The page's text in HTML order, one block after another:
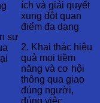
sự
ích và giải quyết
xung đột quan
điểm đa dạng
2. Khai thác hiệu
quả mọi tiềm
năng và cơ hội
thông qua giao
đúng người,
đúng việc